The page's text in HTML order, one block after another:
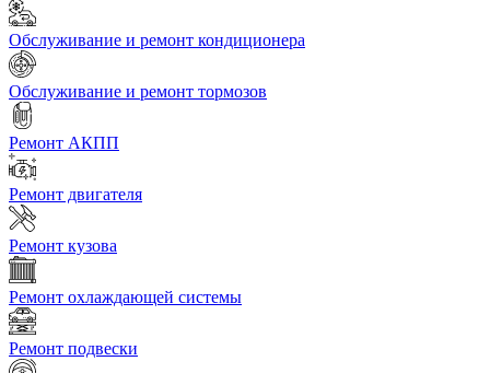
Обслуживание и ремонт кондиционера
Обслуживание и ремонт тормозов
Ремонт АКПП
Ремонт двигателя
Ремонт кузова
Ремонт охлаждающей системы
Ремонт подвески